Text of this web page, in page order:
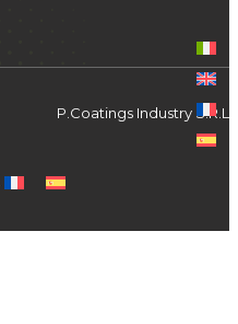
P.Coatings Industry